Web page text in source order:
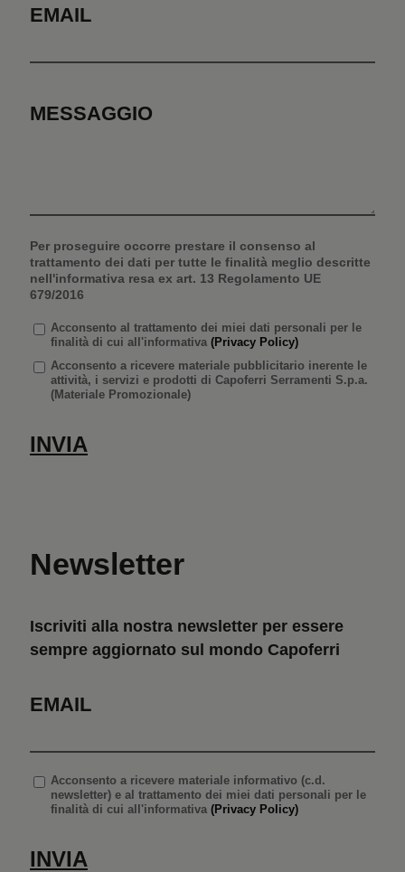
EMAIL
MESSAGGIO
Per proseguire occorre prestare il consenso al
trattamento dei dati per tutte le finalità meglio descritte
nell'informativa resa ex art. 13 Regolamento UE
679/2016
Acconsento al trattamento dei miei dati personali per le
finalità di cui all'informativa (Privacy Policy)
Acconsento a ricevere materiale pubblicitario inerente le
attività, i servizi e prodotti di Capoferri Serramenti S.p.a.
(Materiale Promozionale)
Newsletter
Iscriviti alla nostra newsletter per essere
sempre aggiornato sul mondo Capoferri
EMAIL
Acconsento a ricevere materiale informativo (c.d.
newsletter) e al trattamento dei miei dati personali per le
finalità di cui all'informativa (Privacy Policy)